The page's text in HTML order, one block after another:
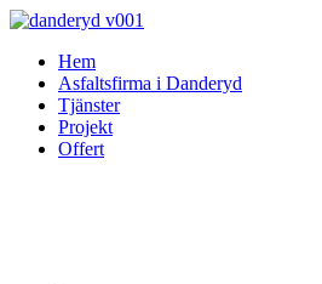
Skip
contentHem
Asfaltsfirma i Danderyd
Tjänster
Projekt
Offert